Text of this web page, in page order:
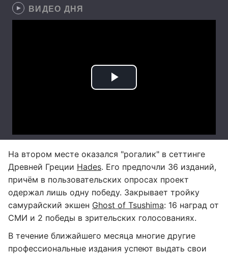
ВИДЕО ДНЯ
На втором месте оказался "рогалик" в сеттинге
Древней Греции Hades. Его предпочли 36 изданий,
причём в пользовательских опросах проект
одержал лишь одну победу. Закрывает тройку
самурайский экшен Ghost of Tsushima: 16 наград от
СМИ и 2 победы в зрительских голосованиях.
В течение ближайшего месяца многие другие
профессиональные издания успеют выдать свои